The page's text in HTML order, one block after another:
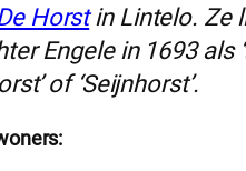
Horstin Lintelo. Ze
Engele in 1693 als
of ‘Seijnhorst’.